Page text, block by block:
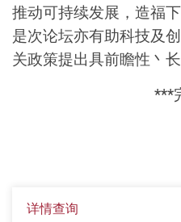
推动可持续发展，造福
是次论坛亦有助科技及
关政策提出具前瞻性丶
***
详情查询